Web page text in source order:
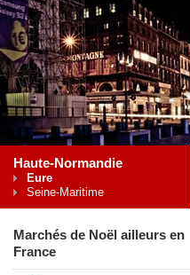
Haute-Normandie
Eure
Seine-Maritime
Marchés de Noël ailleurs en
France